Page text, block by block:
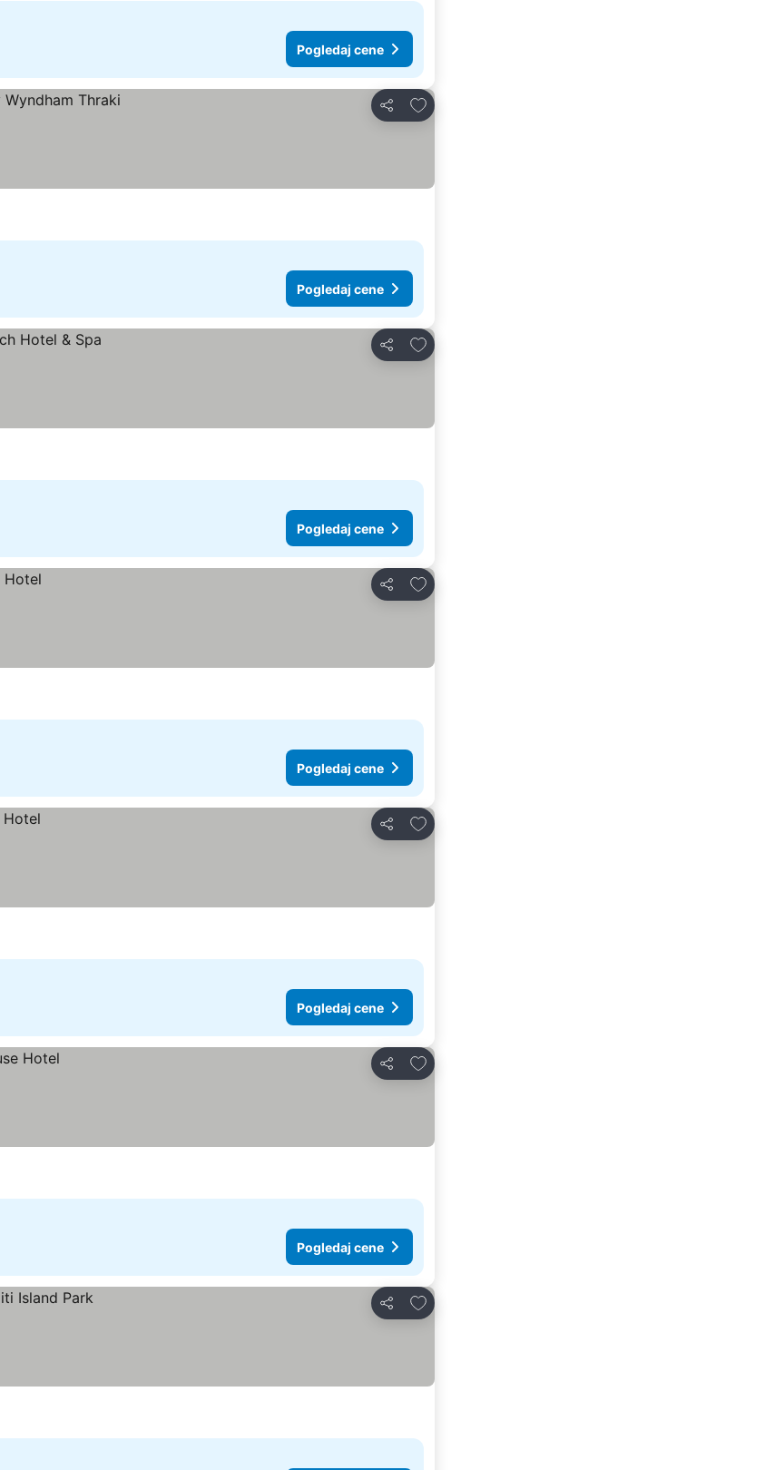
Pogledaj cene
Deli
Dodati u favorite
Pogledaj cene
Deli
Dodati u favorite
Pogledaj cene
Deli
Dodati u favorite
Pogledaj cene
Deli
Dodati u favorite
Pogledaj cene
Deli
Dodati u favorite
Pogledaj cene
Deli
Dodati u favorite